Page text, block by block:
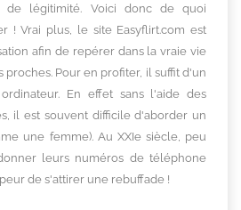
de légitimité. Voici donc de quoi
! Vrai plus, le site Easyflirt.com est
afin de repérer dans la vraie vie
proches. Pour en profiter, il suffit d'un
En effet sans l'aide des
il est souvent difficile d'aborder un
une femme). Au XXIe siècle, peu
leurs numéros de téléphone
de s'attirer une rebuffade !